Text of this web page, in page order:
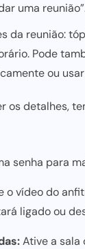
uma
da reunião:
Pode
ou
os detalhes,
senha para
o vídeo do
ligado ou
Ative a sala